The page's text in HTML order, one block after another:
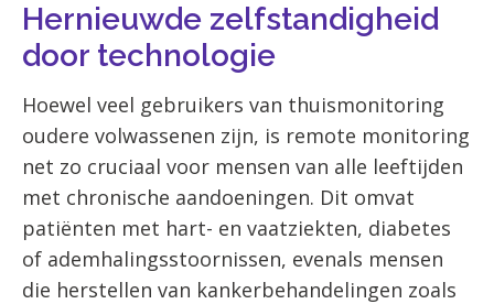
Blog & Nieuws
FaQ
Vacatures
English
Hernieuwde zelfstandigheid
door technologie
Hoewel veel gebruikers van thuismonitoring
oudere volwassenen zijn, is remote monitoring
net zo cruciaal voor mensen van alle leeftijden
met chronische aandoeningen. Dit omvat
patiënten met hart- en vaatziekten, diabetes
of ademhalingsstoornissen, evenals mensen
die herstellen van kankerbehandelingen zoals